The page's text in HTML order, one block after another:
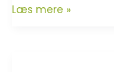
Høstprædiken
Læs mere »